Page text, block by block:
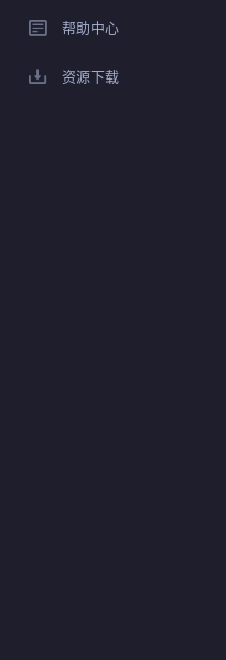
帮助中心
资源下载